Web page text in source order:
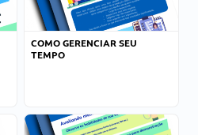
COMO GERENCIAR SEU
TEMPO